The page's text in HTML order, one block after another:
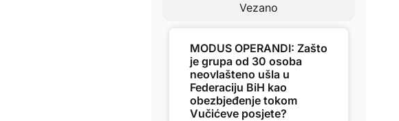
Vezano
MODUS OPERANDI: Zašto
je grupa od 30 osoba
neovlašteno ušla u
Federaciju BiH kao
obezbjeđenje tokom
Vučićeve posjete?